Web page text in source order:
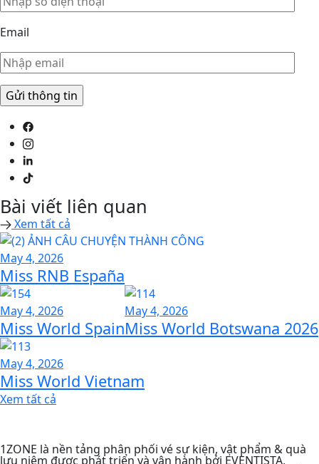
Email
Bài viết liên quan
Xem tất cả
May 4, 2026
Miss RNB España
May 4, 2026
Miss World Spain
May 4, 2026
Miss World Botswana 2026
May 4, 2026
Miss World Vietnam
Xem tất cả
1ZONE là nền tảng phân phối vé sự kiện, vật phẩm & quà
lưu niệm được phát triển và vận hành bởi EVENTISTA,